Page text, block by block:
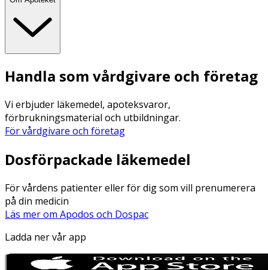
Handla som vårdgivare och företag
Vi erbjuder läkemedel, apoteksvaror,
förbrukningsmaterial och utbildningar.
För vårdgivare och företag
Dosförpackade läkemedel
För vårdens patienter eller för dig som vill prenumerera
på din medicin
Läs mer om Apodos och Dospac
Ladda ner vår app